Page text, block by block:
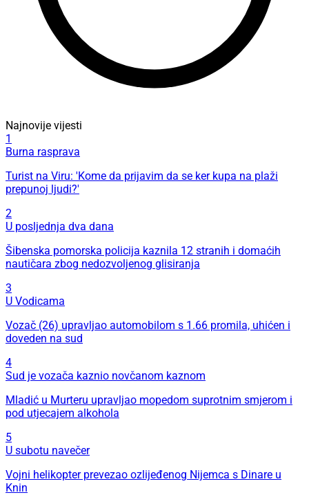
Najnovije vijesti
1
Burna rasprava
Turist na Viru: 'Kome da prijavim da se ker kupa na plaži
prepunoj ljudi?'
2
U posljednja dva dana
Šibenska pomorska policija kaznila 12 stranih i domaćih
nautičara zbog nedozvoljenog glisiranja
3
U Vodicama
Vozač (26) upravljao automobilom s 1.66 promila, uhićen i
doveden na sud
4
Sud je vozača kaznio novčanom kaznom
Mladić u Murteru upravljao mopedom suprotnim smjerom i
pod utjecajem alkohola
5
U subotu navečer
Vojni helikopter prevezao ozlijeđenog Nijemca s Dinare u
Knin